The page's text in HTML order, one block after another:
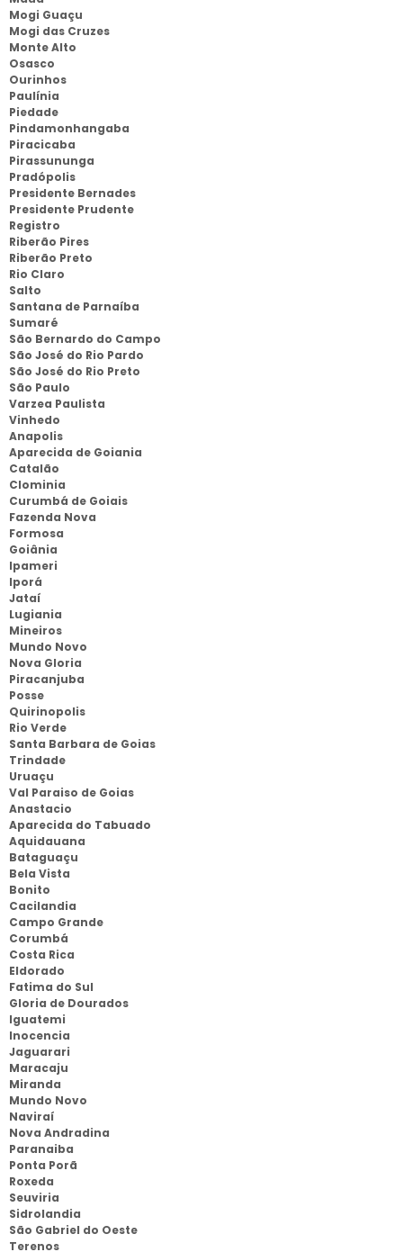
Mogi Guaçu
Mogi das Cruzes
Monte Alto
Osasco
Ourinhos
Paulínia
Piedade
Pindamonhangaba
Piracicaba
Pirassununga
Pradópolis
Presidente Bernades
Presidente Prudente
Registro
Riberão Pires
Riberão Preto
Rio Claro
Salto
Santana de Parnaíba
Sumaré
São Bernardo do Campo
São José do Rio Pardo
São José do Rio Preto
São Paulo
Varzea Paulista
Vinhedo
Anapolis
Aparecida de Goiania
Catalão
Clominia
Curumbá de Goiais
Fazenda Nova
Formosa
Goiânia
Ipameri
Iporá
Jataí
Lugiania
Mineiros
Mundo Novo
Nova Gloria
Piracanjuba
Posse
Quirinopolis
Rio Verde
Santa Barbara de Goias
Trindade
Uruaçu
Val Paraiso de Goias
Anastacio
Aparecida do Tabuado
Aquidauana
Bataguaçu
Bela Vista
Bonito
Cacilandia
Campo Grande
Corumbá
Costa Rica
Eldorado
Fatima do Sul
Gloria de Dourados
Iguatemi
Inocencia
Jaguarari
Maracaju
Miranda
Mundo Novo
Naviraí
Nova Andradina
Paranaiba
Ponta Porã
Roxeda
Seuviria
Sidrolandia
São Gabriel do Oeste
Terenos